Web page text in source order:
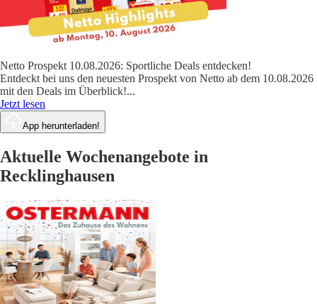
Netto Prospekt 10.08.2026: Sportliche Deals entdecken!
Entdeckt bei uns den neuesten Prospekt von Netto ab dem 10.08.2026
mit den Deals im Überblick!...
Jetzt lesen
App herunterladen!
Aktuelle Wochenangebote in
Recklinghausen